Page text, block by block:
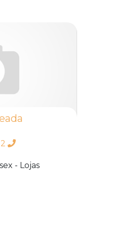
- Lojas